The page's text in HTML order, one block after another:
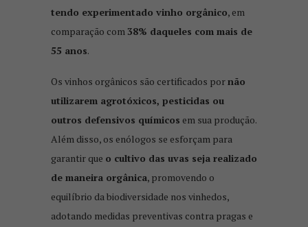
tendo experimentado vinho orgânico, em
comparação com 38% daqueles com mais de
55 anos.
Os vinhos orgânicos são certificados pornão
utilizarem agrotóxicos, pesticidas ou
outros defensivos químicos em sua produção.
Além disso, os enólogos se esforçam para
garantir que o cultivo das uvas seja realizado
de maneira orgânica, promovendo o
equilíbrio da biodiversidade nos vinhedos,
adotando medidas preventivas contra pragas e